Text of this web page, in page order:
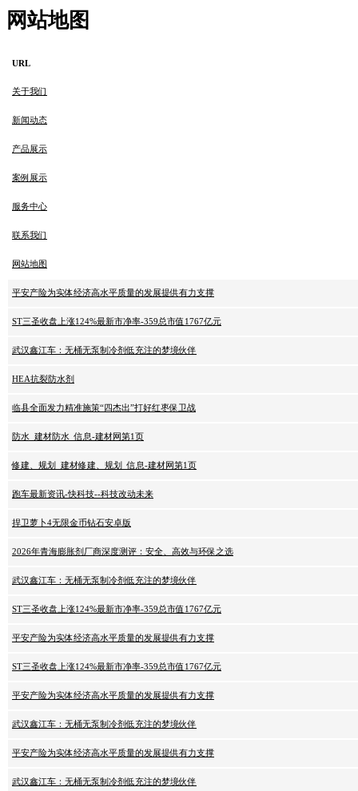
网站地图
URL
关于我们
新闻动态
产品展示
案例展示
服务中心
联系我们
网站地图
平安产险为实体经济高水平质量的发展提供有力支撑
ST三圣收盘上涨124%最新市净率-359总市值1767亿元
武汉鑫江车：无桶无泵制冷剂低充注的梦境伙伴
HEA抗裂防水剂
临县全面发力精准施策“四杰出”打好红枣保卫战
防水_建材防水_信息-建材网第1页
修建、规划_建材修建、规划_信息-建材网第1页
跑车最新资讯-快科技--科技改动未来
捍卫萝卜4无限金币钻石安卓版
2026年青海膨胀剂厂商深度测评：安全、高效与环保之选
武汉鑫江车：无桶无泵制冷剂低充注的梦境伙伴
ST三圣收盘上涨124%最新市净率-359总市值1767亿元
平安产险为实体经济高水平质量的发展提供有力支撑
ST三圣收盘上涨124%最新市净率-359总市值1767亿元
平安产险为实体经济高水平质量的发展提供有力支撑
武汉鑫江车：无桶无泵制冷剂低充注的梦境伙伴
平安产险为实体经济高水平质量的发展提供有力支撑
武汉鑫江车：无桶无泵制冷剂低充注的梦境伙伴